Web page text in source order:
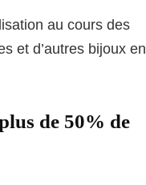
au cours des
et d’autres bijoux en
de 50% de